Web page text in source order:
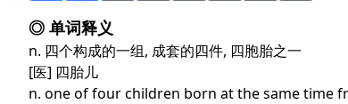
◎ 单词释义
n. 四个构成的一组, 成套的四件, 四胞胎之一
[医] 四胎儿
n. one of four children born at the same time